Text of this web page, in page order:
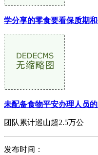
学分享的零食要看保质期
未配备食物平安办理人员
团队累计巡山超2.5万公
发布时间：